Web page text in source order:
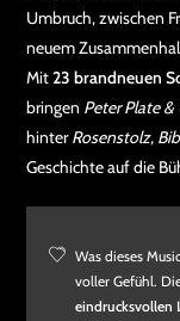
Umbruch, zwischen
neuem
Mit23 brandneuen
bringen Peter Plate
hinterRosenstolz,
Geschichte auf die
Was dieses
voller Gefühl.
eindrucksvollen